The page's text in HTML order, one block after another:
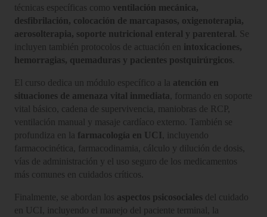
técnicas específicas como ventilación mecánica,
desfibrilación, colocación de marcapasos, oxigenoterapia,
aerosolterapia, soporte nutricional enteral y parenteral . Se
incluyen también protocolos de actuación en intoxicaciones,
hemorragias, quemaduras y pacientes postquirúrgicos
El curso dedica un módulo específico a la atención en
situaciones de amenaza vital inmediata , formando en soporte
vital básico, cadena de supervivencia, maniobras de RCP,
ventilación manual y masaje cardíaco externo. También se
profundiza en la farmacología en UCI
, incluyendo
farmacocinética, farmacodinamia, cálculo y dilución de dosis,
vías de administración y el uso seguro de los medicamentos
más comunes en cuidados críticos.
Finalmente, se abordan los aspectos psicosociales del cuidado
en UCI, incluyendo el manejo del paciente terminal, la